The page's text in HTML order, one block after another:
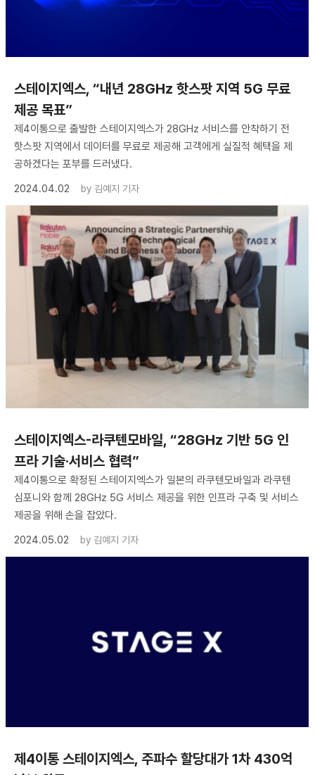
스테이지엑스, “내년 28GHz 핫스팟 지역 5G 무료
제공 목표”
제4이통으로 출발한 스테이지엑스가 28GHz 서비스를 안착하기 전
핫스팟 지역에서 데이터를 무료로 제공해 고객에게 실질적 혜택을 제
공하겠다는 포부를 드러냈다.
2024.04.02
by 김예지 기자
스테이지엑스-라쿠텐모바일, “28GHz 기반 5G 인
프라 기술·서비스 협력”
제4이통으로 확정된 스테이지엑스가 일본의 라쿠텐모바일과 라쿠텐
심포니와 함께 28GHz 5G 서비스 제공을 위한 인프라 구축 및 서비스
제공을 위해 손을 잡았다.
2024.05.02
by 김예지 기자
제4이통 스테이지엑스, 주파수 할당대가 1차 430억